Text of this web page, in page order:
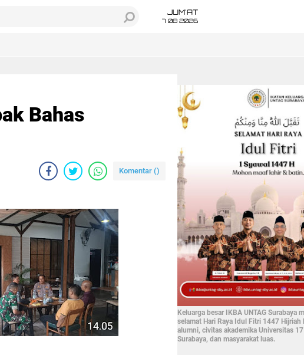
JUM'AT
7 08 2026
Bahas
Komentar ()
Keluarga besar IKBA UNTAG Surabaya
selamat Hari Raya Idul Fitri 1447 Hijriah
alumni, civitas akademika Universitas
Surabaya, dan masyarakat luas.